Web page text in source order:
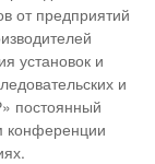
от предприятий
установок и
и
постоянный
конференции